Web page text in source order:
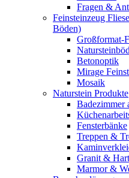
Fragen &
Feinsteinzeug
Böden)
Großformat-
Betonoptik
Mirage
Mosaik
Naturstein Produkte
Badezimmer
Fensterbänke
Treppen &
Granit &
Marmor &